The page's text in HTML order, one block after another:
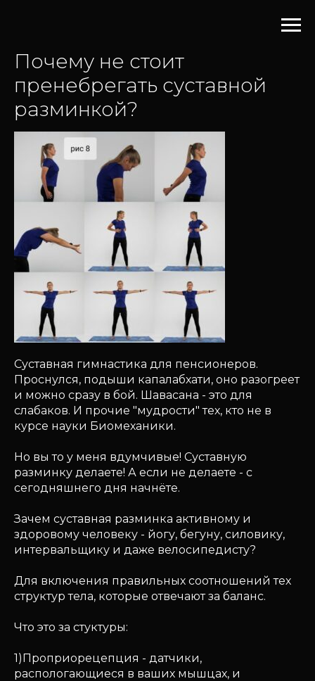
Почему не стоит
пренебрегать суставной
разминкой?
Суставная гимнастика для пенсионеров.
Проснулся, подыши капалабхати, оно разогреет
и можно сразу в бой. Шавасана - это для
слабаков. И прочие "мудрости" тех, кто не в
курсе науки Биомеханики.
Но вы то у меня вдумчивые! Суставную
разминку делаете! А если не делаете - с
сегодняшнего дня начнёте.
Зачем суставная разминка активному и
здоровому человеку - йогу, бегуну, силовику,
интервальщику и даже велосипедисту?
Для включения правильных соотношений тех
структур тела, которые отвечают за баланс.
Что это за стуктуры:
1)Проприорецепция - датчики,
распологающиеся в ваших мышцах, и